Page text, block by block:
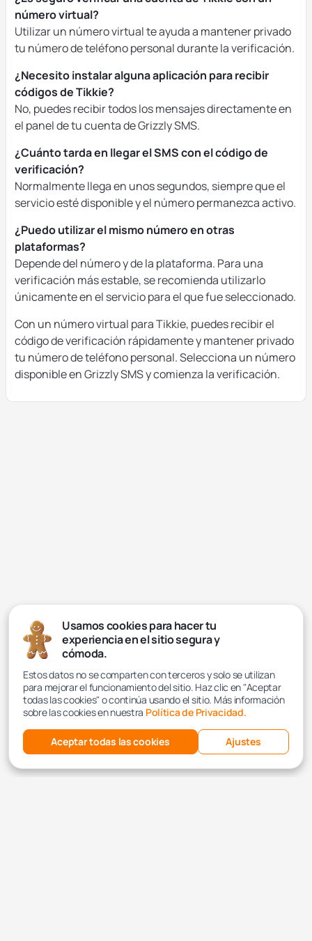
número virtual?
Utilizar un número virtual te ayuda a mantener privado
tu número de teléfono personal durante la verificación.
¿Necesito instalar alguna aplicación para recibir
códigos de Tikkie?
No, puedes recibir todos los mensajes directamente en
el panel de tu cuenta de Grizzly SMS.
¿Cuánto tarda en llegar el SMS con el código de
verificación?
Normalmente llega en unos segundos, siempre que el
servicio esté disponible y el número permanezca activo.
¿Puedo utilizar el mismo número en otras
plataformas?
Depende del número y de la plataforma. Para una
verificación más estable, se recomienda utilizarlo
únicamente en el servicio para el que fue seleccionado.
Con un número virtual para Tikkie, puedes recibir el
código de verificación rápidamente y mantener privado
tu número de teléfono personal. Selecciona un número
disponible en Grizzly SMS y comienza la verificación.
Usamos cookies para hacer tu
experiencia en el sitio segura y
cómoda.
Estos datos no se comparten con terceros y solo se utilizan
para mejorar el funcionamiento del sitio. Haz clic en "Aceptar
todas las cookies" o continúa usando el sitio. Más información
sobre las cookies en nuestra Política de Privacidad.
Aceptar todas las cookies Ajustes